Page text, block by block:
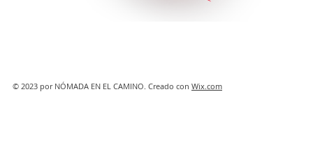
© 2023 por NÓMADA EN EL CAMINO. Creado con Wix.com